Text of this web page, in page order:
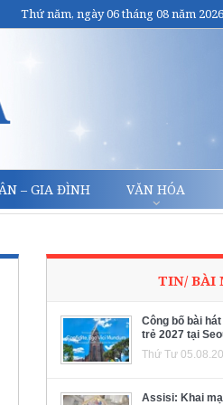
Thứ năm, ngày 06 tháng 08 năm 2026
– GIA ĐÌNH VĂN HÓA
TIN/ BÀI
Công bố bài
trẻ 2027 tại
Thứ Tư
Assisi: Khai